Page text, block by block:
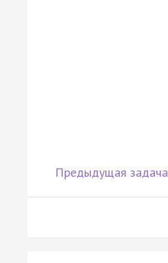
Предыдущая задача